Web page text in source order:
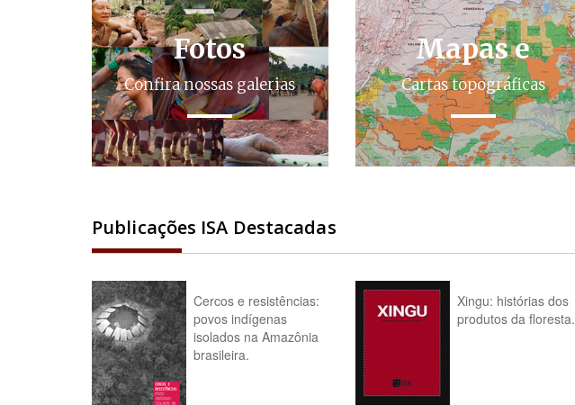
Fotos
Confira nossas galerias
Mapas e
Cartas topográficas
Publicações ISA Destacadas
Cercos e resistências:
povos indígenas
isolados na Amazônia
brasileira.
Xingu: histórias dos
produtos da floresta.